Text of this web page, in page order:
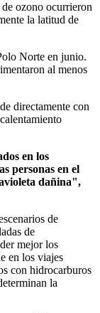
ozono ocurrieron
la latitud de
Norte en junio.
al menos
directamente con
en los
personas en el
dañina",
de
de
mejor los
en los viajes
con hidrocarburos
la